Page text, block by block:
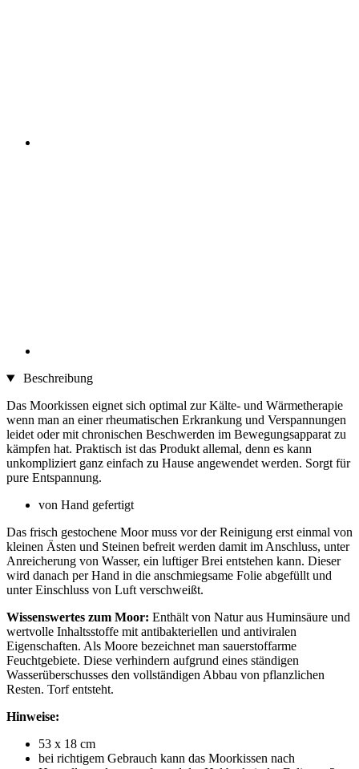
Beschreibung
Das Moorkissen eignet sich optimal zur Kälte- und Wärmetherapie
wenn man an einer rheumatischen Erkrankung und Verspannungen
leidet oder mit chronischen Beschwerden im Bewegungsapparat zu
kämpfen hat. Praktisch ist das Produkt allemal, denn es kann
unkompliziert ganz einfach zu Hause angewendet werden. Sorgt für
pure Entspannung.
von Hand gefertigt
Das frisch gestochene Moor muss vor der Reinigung erst einmal von
kleinen Ästen und Steinen befreit werden damit im Anschluss, unter
Anreicherung von Wasser, ein luftiger Brei entstehen kann. Dieser
wird danach per Hand in die anschmiegsame Folie abgefüllt und
unter Einschluss von Luft verschweißt.
Wissenswertes zum Moor: Enthält von Natur aus Huminsäure und
wertvolle Inhaltsstoffe mit antibakteriellen und antiviralen
Eigenschaften. Als Moore bezeichnet man sauerstoffarme
Feuchtgebiete. Diese verhindern aufgrund eines ständigen
Wasserüberschusses den vollständigen Abbau von pflanzlichen
Resten. Torf entsteht.
Hinweise:
53 x 18 cm
bei richtigem Gebrauch kann das Moorkissen nach